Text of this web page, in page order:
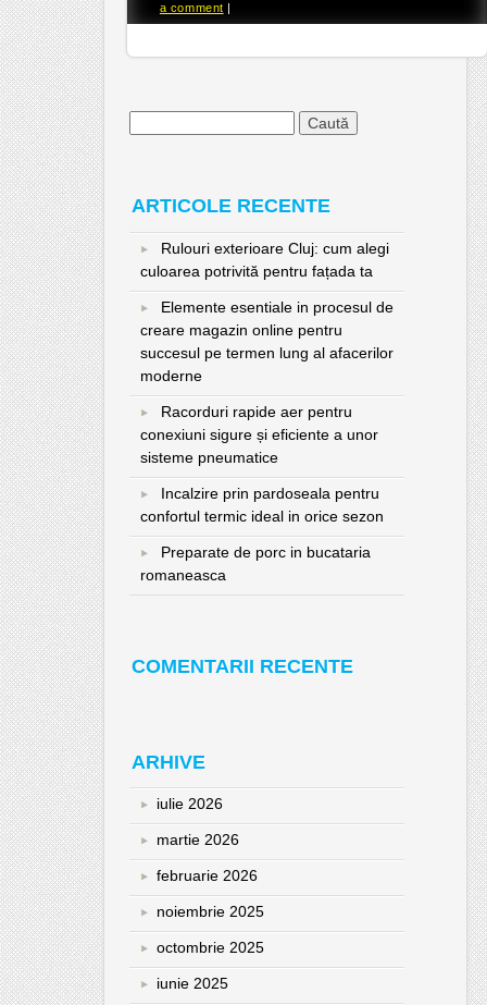
a comment |
ARTICOLE RECENTE
Rulouri exterioare Cluj: cum alegi
culoarea potrivită pentru fațada ta
Elemente esentiale in procesul de
creare magazin online pentru
succesul pe termen lung al afacerilor
moderne
Racorduri rapide aer pentru
conexiuni sigure și eficiente a unor
sisteme pneumatice
Incalzire prin pardoseala pentru
confortul termic ideal in orice sezon
Preparate de porc in bucataria
romaneasca
COMENTARII RECENTE
ARHIVE
iulie 2026
martie 2026
februarie 2026
noiembrie 2025
octombrie 2025
iunie 2025